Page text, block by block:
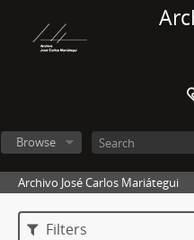
Browse
Archivo José Carlos Mariátegui
Filters